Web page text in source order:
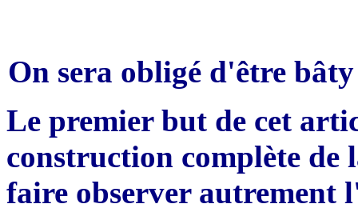
On sera obligé d'être bâty
Le premier but de cet arti
construction complète de
faire observer autrement